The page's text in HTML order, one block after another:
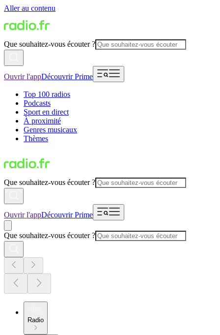
Aller au contenu
Que souhaitez-vous écouter ?
Ouvrir l'appDécouvrir Prime
Top 100 radios
Podcasts
Sport en direct
À proximité
Genres musicaux
Thèmes
Que souhaitez-vous écouter ?
Ouvrir l'appDécouvrir Prime
Que souhaitez-vous écouter ?
Radio